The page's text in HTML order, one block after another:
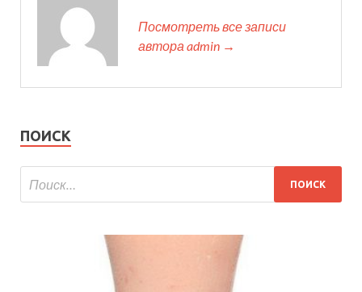
Посмотреть все записи
автора admin →
ПОИСК